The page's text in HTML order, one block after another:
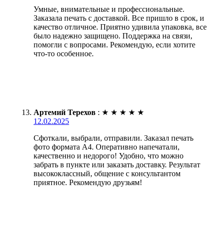
Умные, внимательные и профессиональные.
Заказала печать с доставкой. Все пришло в срок, и
качество отличное. Приятно удивила упаковка, все
было надежно защищено. Поддержка на связи,
помогли с вопросами. Рекомендую, если хотите
что-то особенное.
Артемий Терехов : ★ ★ ★ ★ ★
12.02.2025
Сфоткали, выбрали, отправили. Заказал печать
фото формата А4. Оперативно напечатали,
качественно и недорого! Удобно, что можно
забрать в пункте или заказать доставку. Результат
высококлассный, общение с консультантом
приятное. Рекомендую друзьям!